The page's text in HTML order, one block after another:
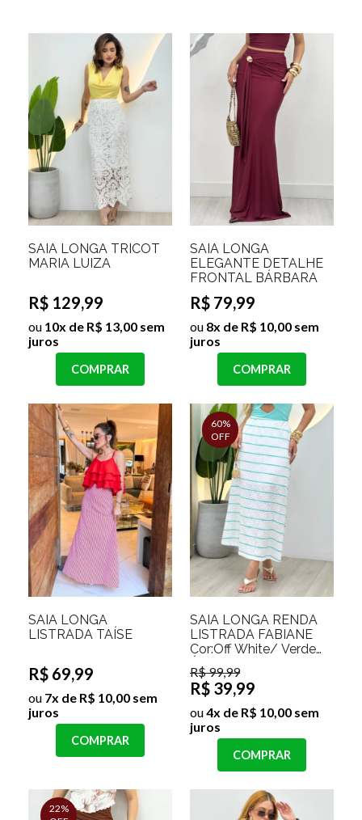
SAIA LONGA TRICOT
MARIA LUIZA
R$ 129,99
ou 10x de R$ 13,00 sem
juros
COMPRAR
SAIA LONGA
ELEGANTE DETALHE
FRONTAL BÁRBARA
R$ 79,99
ou 8x de R$ 10,00 sem
juros
COMPRAR
SAIA LONGA
LISTRADA TAÍSE
R$ 69,99
ou 7x de R$ 10,00 sem
juros
COMPRAR
60%
OFF
SAIA LONGA RENDA
LISTRADA FABIANE
Cor:Off White/ Verde
Água;Tamanho:P
R$ 99,99
R$ 39,99
ou4x de R$ 10,00 sem
juros
COMPRAR
22%